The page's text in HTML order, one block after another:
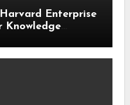
Enterprise
Knowledge